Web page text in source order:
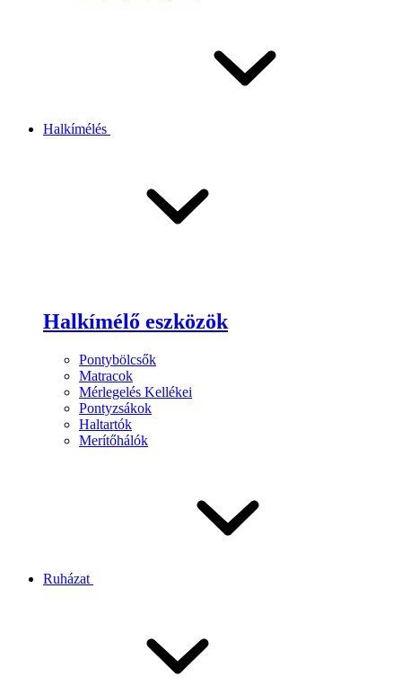
Halkímélés
Halkímélő eszközök
Pontybölcsők
Matracok
Mérlegelés Kellékei
Pontyzsákok
Haltartók
Merítőhálók
Ruházat